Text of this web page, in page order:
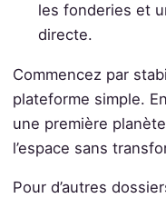
les fonderies et
directe.
Commencez par
plateforme simple.
une première
l’espace sans
Pour d’autres